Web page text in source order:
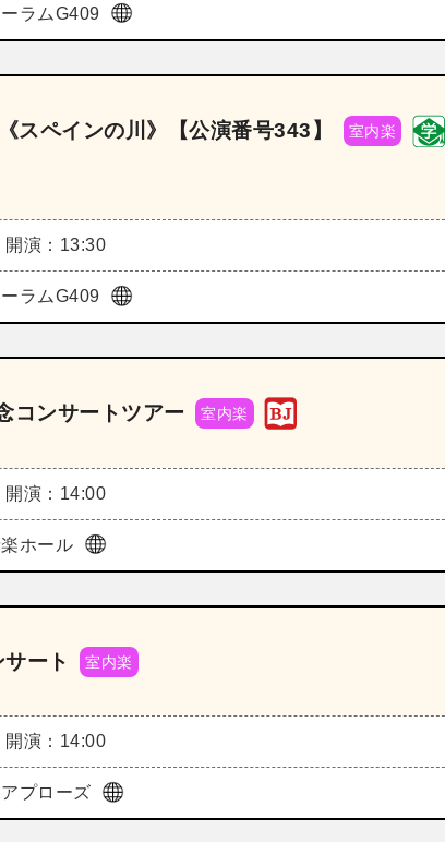
ラムG409
スペインの川》【公演番号343】 室内楽
開演：13:30
ラムG409
ンサートツアー 室内楽
開演：14:00
ホール
ート 室内楽
開演：14:00
プローズ